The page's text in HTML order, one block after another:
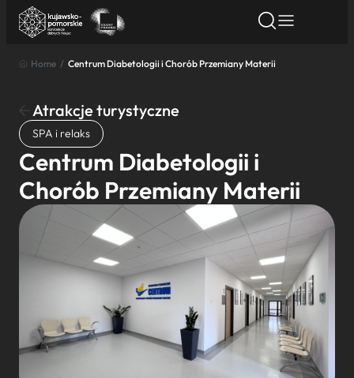
Znajdź atrakcję
Nazwa atrakcji
Miasto
Kategoria
Wyszukaj
Home / Centrum Diabetologii i Chorób Przemiany Materii
Atrakcje turystyczne
SPA i relaks
Centrum Diabetologii i
Chorób Przemiany Materii